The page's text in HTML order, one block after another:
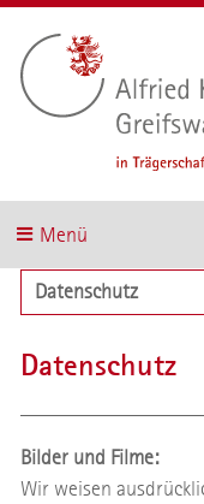
Menü
Datenschutz
Datenschutz
Bilder und Filme:
Wir weisen